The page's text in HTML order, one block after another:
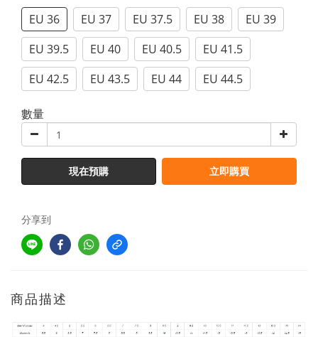
EU 36
EU 37 EU 37.5 EU 38
EU 39
EU 39.5
EU 40 EU 40.5
EU 41.5
EU 42.5
EU 43.5 EU 44 EU 44.5
數量
現在預購 立即購買
分享到
商品描述